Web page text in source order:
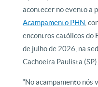
acontecer no evento a
Acampamento PHN ,
encontros católicos do
de julho de 2026, na
Cachoeira Paulista (SP).
“No acampamento nós